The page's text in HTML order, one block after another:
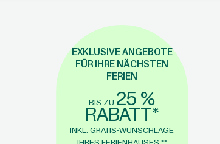
EXKLUSIVE ANGEBOTE
FÜR IHRE NÄCHSTEN
FERIEN
BIS ZU 25 %
RABATT*
INKL. GRATIS-WUNSCHLAGE